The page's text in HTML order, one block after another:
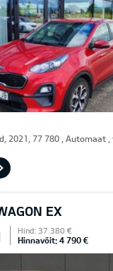
2021, 77 780 , Automaat
EX
Hind: 37 380 €
Hinnavõit: 4 790 €